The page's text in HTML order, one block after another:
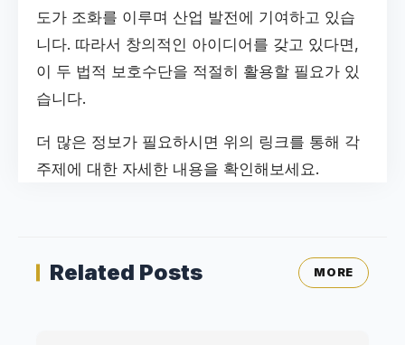
도가 조화를 이루며 산업 발전에 기여하고 있습
니다. 따라서 창의적인 아이디어를 갖고 있다면,
이 두 법적 보호수단을 적절히 활용할 필요가 있
습니다.
더 많은 정보가 필요하시면 위의 링크를 통해 각
주제에 대한 자세한 내용을 확인해보세요.
Related Posts MORE